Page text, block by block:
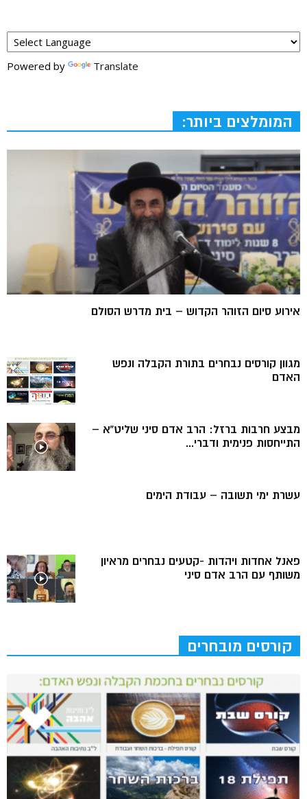
Powered by Translate
המומלצים ביותר:
אירוע סיום הזוהר הקדוש – בית מדרש הסולם
מגוון קורסים נבחרים בתורת הקבלה ונפש
האדם
מבצע חרבות ברזל: הרב אדם סיני שליט”א –
התייחסות פנימית ודברי...
עשרת ימי תשובה – עבודת הימים
פאנל אחדות ויהדות -קטעים נבחרים מראיון
משותף עם הרב אדם סיני
קורסים מובחרים